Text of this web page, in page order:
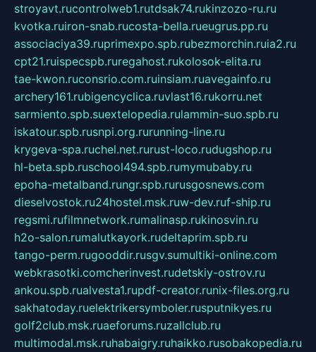
stroyavt.rucontrolweb1.rutdsak74.rukinzozo-ru.ru
kvotka.ruiron-snab.rucosta-bella.rueugrus.pp.ru
associaciya39.ruprimexpo.spb.rubezmorchin.ruia2.ru
cpt21.ruispecspb.ruregahost.rukolosok-elita.ru
tae-kwon.ruconsrio.com.ruinsiam.ruavegainfo.ru
archery161.rubigencyclica.ruvlast16.rukorru.net
sarmiento.spb.suextelopedia.rulammin-suo.spb.ru
iskatour.spb.rusnpi.org.rurunning-line.ru
krygeva-spa.ruchel.net.rurust-loco.rudugshop.ru
hl-beta.spb.ruschool494.spb.rumymubaby.ru
epoha-metalband.rungr.spb.rurusgosnews.com
dieselvostok.ru24hostel.msk.ruw-dev.ruf-ship.ru
regsmi.rufilmnetwork.rumalinasp.rukinosvin.ru
h2o-salon.rumalutkayork.rudeltaprim.spb.ru
tango-perm.rugooddir.rusgv.sumultiki-online.com
webkrasotki.comcherinvest.rudetskiy-ostrov.ru
ankou.spb.rualvesta1.rupdf-creator.runix-files.org.ru
sakhatoday.ruelektrikersymboler.rusputnikyes.ru
golf2club.msk.ruaeforums.ruzallclub.ru
multimodal.msk.ruhabaigry.ruhaikko.rusobakopedia.ru